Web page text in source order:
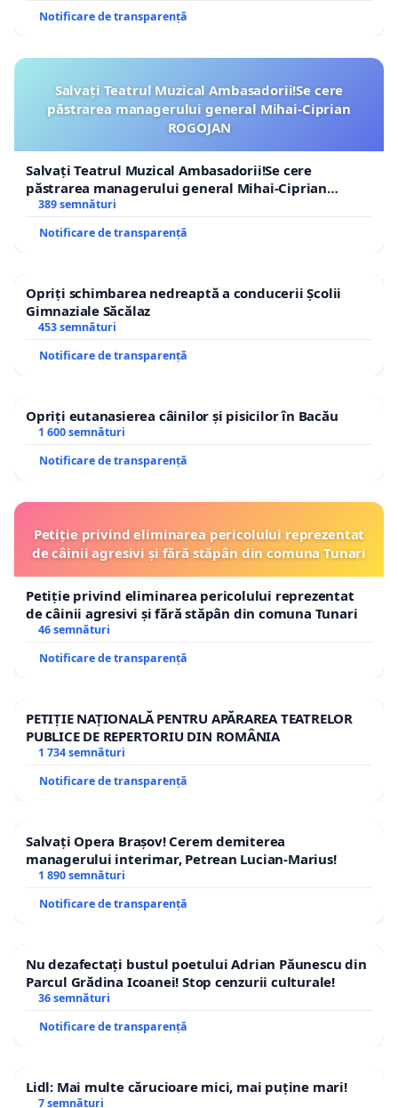
Notificare de transparență
Salvați Teatrul Muzical Ambasadorii!Se cere
păstrarea managerului general Mihai-Ciprian
ROGOJAN
Salvați Teatrul Muzical Ambasadorii!Se cere
păstrarea managerului general Mihai-Ciprian
ROGOJAN
389 semnături
Notificare de transparență
Opriți schimbarea nedreaptă a conducerii Școlii
Gimnaziale Săcălaz
453 semnături
Notificare de transparență
Opriți eutanasierea câinilor și pisicilor în Bacău
1 600 semnături
Notificare de transparență
Petiție privind eliminarea pericolului reprezentat
de câinii agresivi și fără stăpân din comuna Tunari
Petiție privind eliminarea pericolului reprezentat
de câinii agresivi și fără stăpân din comuna Tunari
46 semnături
Notificare de transparență
PETIȚIE NAȚIONALĂ PENTRU APĂRAREA TEATRELOR
PUBLICE DE REPERTORIU DIN ROMÂNIA
1 734 semnături
Notificare de transparență
Salvați Opera Brașov! Cerem demiterea
managerului interimar, Petrean Lucian-Marius!
1 890 semnături
Notificare de transparență
Nu dezafectați bustul poetului Adrian Păunescu din
Parcul Grădina Icoanei! Stop cenzurii culturale!
36 semnături
Notificare de transparență
Lidl: Mai multe cărucioare mici, mai puține mari!
7 semnături